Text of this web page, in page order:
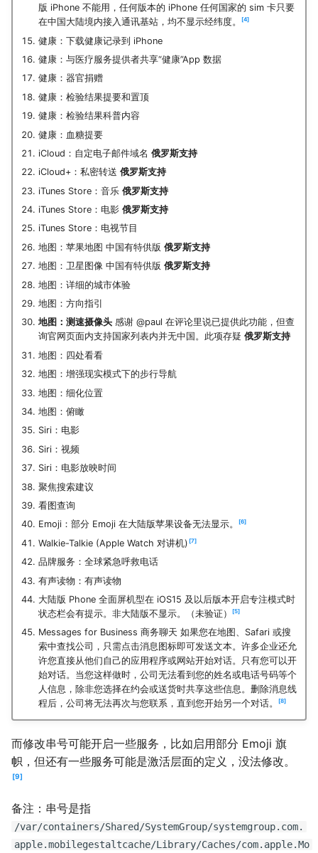
版 iPhone 不能用，任何版本的 iPhone 任何国家的 sim 卡只要
在中国大陆境内接入通讯基站，均不显示经纬度。
4
健康：下载健康记录到 iPhone
健康：与医疗服务提供者共享“健康”App 数据
健康：器官捐赠
健康：检验结果提要和置顶
健康：检验结果科普内容
健康：血糖提要
iCloud：自定电子邮件域名 俄罗斯支持
iCloud+：私密转送 俄罗斯支持
iTunes Store：音乐 俄罗斯支持
iTunes Store：电影 俄罗斯支持
iTunes Store：电视节目
地图：苹果地图 中国有特供版 俄罗斯支持
地图：卫星图像 中国有特供版 俄罗斯支持
地图：详细的城市体验
地图：方向指引
地图：测速摄像头感谢 @paul 在评论里说已提供此功能，但查
询官网页面内支持国家列表内并无中国。此项存疑 俄罗斯支持
地图：四处看看
地图：增强现实模式下的步行导航
地图：细化位置
地图：俯瞰
Siri：电影
Siri：视频
Siri：电影放映时间
聚焦搜索建议
看图查询
Emoji：部分 Emoji 在大陆版苹果设备无法显示。
6
Walkie-Talkie (Apple Watch 对讲机) 7
品牌服务：全球紧急呼救电话
有声读物：有声读物
大陆版 Phone 全面屏机型在 iOS15 及以后版本开启专注模式时
状态栏会有提示。非大陆版不显示。（未验证）
5
Messages for Business 商务聊天 如果您在地图、Safari 或搜
索中查找公司，只需点击消息图标即可发送文本。许多企业还允
许您直接从他们自己的应用程序或网站开始对话。只有您可以开
始对话。当您这样做时，公司无法看到您的姓名或电话号码等个
人信息，除非您选择在约会或送货时共享这些信息。删除消息线
程后，公司将无法再次与您联系，直到您开始另一个对话。
8
而修改串号可能开启一些服务，比如启用部分 Emoji 旗
帜，但还有一些服务可能是激活层面的定义，没法修改。
9
备注：串号是指
/var/containers/Shared/SystemGroup/systemgroup.com.
apple.mobilegestaltcache/Library/Caches/com.apple.Mo